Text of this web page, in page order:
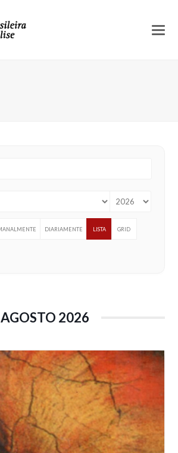
DIARIAMENTE LISTA GRID
AGOSTO 2026